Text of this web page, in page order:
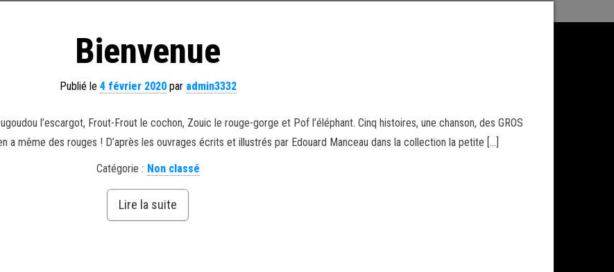
Bienvenue
Publié le 4 février 2020par admin3332
l’escargot, Frout-Frout le cochon, Zouic le rouge-gorge et Pof l’éléphant. Cinq histoires, une chanson, des GROS
a même des rouges ! D’après les ouvrages écrits et illustrés par Edouard Manceau dans la collection la petite […]
Catégorie : Non classé
Lire la suite